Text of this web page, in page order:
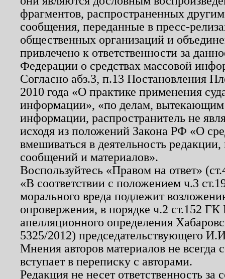
фрагментов, распространенных
сообщения, переданные в пресс-
общественных организаций и
привлечено к ответственности за
Федерации о средствах массовой
Согласно абз.3, п.13 Постановления
2010 года «О практике применения
информации», «по делам, вытекающим
информации, распространитель не
исходя из положений Закона РФ «О
вмешиваться в деятельность
сообщений и материалов».
Воспользуйтесь «Правом на ответ»
«В соответствии с положением ч.3
морального вреда подлежит
опровержения, в порядке ч.2 ст.152
апелляционного определения
5325/2012) председательствующего
Мнения авторов материалов не
вступает в переписку с авторами.
Редакция не несет ответственность